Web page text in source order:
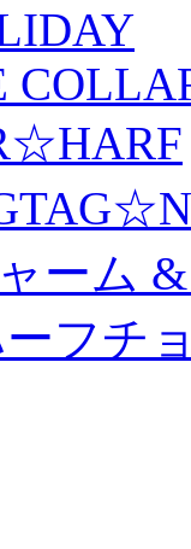
ーム
フチ